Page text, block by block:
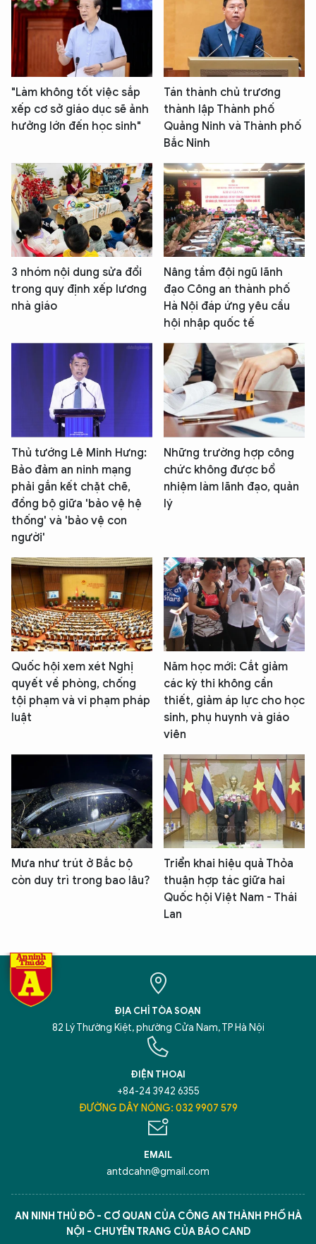
"Làm không tốt việc sắp
xếp cơ sở giáo dục sẽ ảnh
hưởng lớn đến học sinh"
Tán thành chủ trương
thành lập Thành phố
Quảng Ninh và Thành phố
Bắc Ninh
3 nhóm nội dung sửa đổi
trong quy định xếp lương
nhà giáo
Nâng tầm đội ngũ lãnh
đạo Công an thành phố
Hà Nội đáp ứng yêu cầu
hội nhập quốc tế
Thủ tướng Lê Minh Hưng:
Bảo đảm an ninh mạng
phải gắn kết chặt chẽ,
đồng bộ giữa 'bảo vệ hệ
thống' và 'bảo vệ con
người'
Những trường hợp công
chức không được bổ
nhiệm làm lãnh đạo, quản
lý
Quốc hội xem xét Nghị
quyết về phòng, chống
tội phạm và vi phạm pháp
luật
Năm học mới: Cắt giảm
các kỳ thi không cần
thiết, giảm áp lực cho học
sinh, phụ huynh và giáo
viên
Mưa như trút ở Bắc bộ
còn duy trì trong bao lâu?
Triển khai hiệu quả Thỏa
thuận hợp tác giữa hai
Quốc hội Việt Nam - Thái
Lan
ĐỊA CHỈ TÒA SOẠN
82 Lý Thường Kiệt, phường Cửa Nam, TP Hà Nội
ĐIỆN THOẠI
+84-24 3942 6355
ĐƯỜNG DÂY NÓNG: 032 9907 579
EMAIL
antdcahn@gmail.com
AN NINH THỦ ĐÔ - CƠ QUAN CỦA CÔNG AN THÀNH PHỐ HÀ
NỘI - CHUYÊN TRANG CỦA BÁO CAND